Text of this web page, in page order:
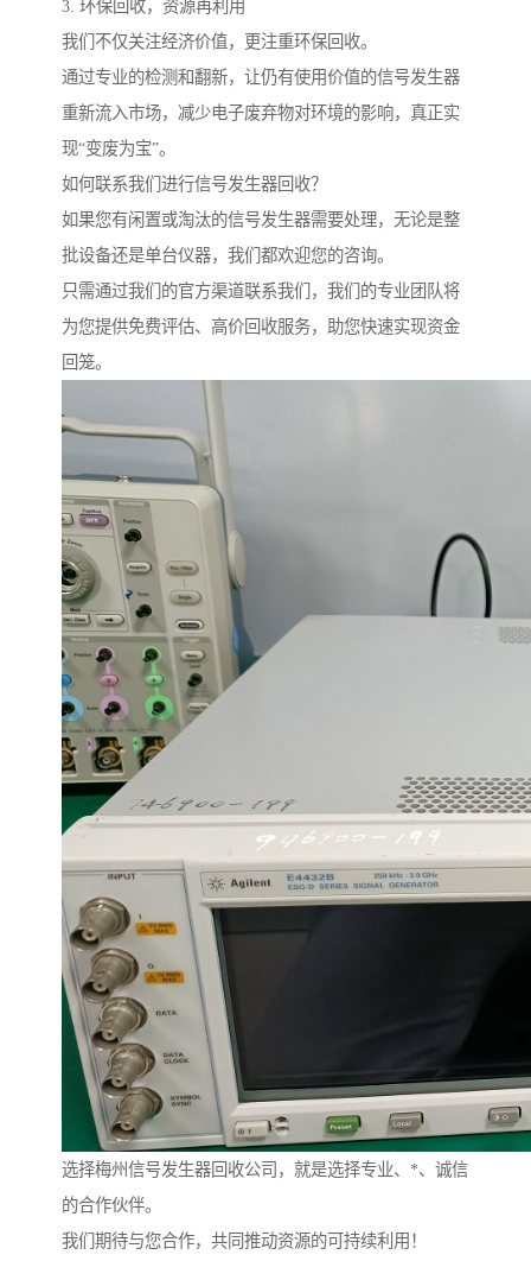
3. 环保回收，资源再利用
我们不仅关注经济价值，更注重环保回收。
通过专业的检测和翻新，让仍有使用价值的信号发生器
重新流入市场，减少电子废弃物对环境的影响，真正实
现“变废为宝”。
如何联系我们进行信号发生器回收？
如果您有闲置或淘汰的信号发生器需要处理，无论是整
批设备还是单台仪器，我们都欢迎您的咨询。
只需通过我们的官方渠道联系我们，我们的专业团队将
为您提供免费评估、高价回收服务，助您快速实现资金
回笼。
选择梅州信号发生器回收公司，就是选择专业、*、诚信
的合作伙伴。
我们期待与您合作，共同推动资源的可持续利用！